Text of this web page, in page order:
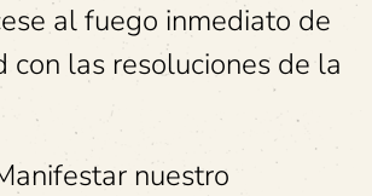
al fuego inmediato de
con las resoluciones de la
nuestro